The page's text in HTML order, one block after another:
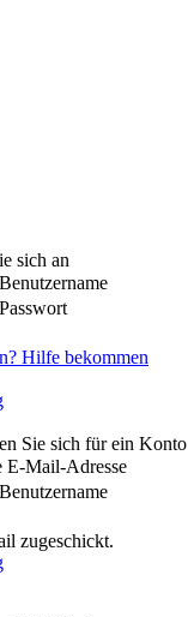
sich an
Hilfe bekommen
Sie sich für ein Konto
E-Mail-Adresse
zugeschickt.